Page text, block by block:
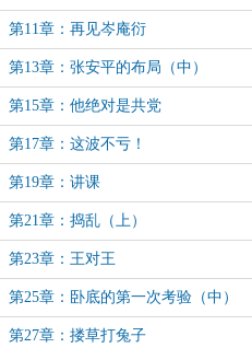
第11章：再见岑庵衍
第13章：张安平的布局（中）
第15章：他绝对是共党
第17章：这波不亏！
第19章：讲课
第21章：捣乱（上）
第23章：王对王
第25章：卧底的第一次考验（中）
第27章：搂草打兔子